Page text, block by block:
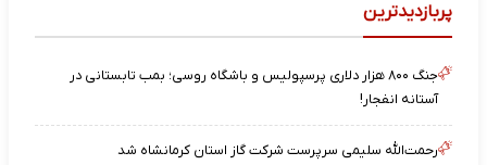
پربازدیدترین
جنگ ۸۰۰ هزار دلاری پرسپولیس و باشگاه روسی؛ بمب تابستانی در
آستانه انفجار!
رحمت‌الله سلیمی سرپرست شرکت گاز استان کرمانشاه شد